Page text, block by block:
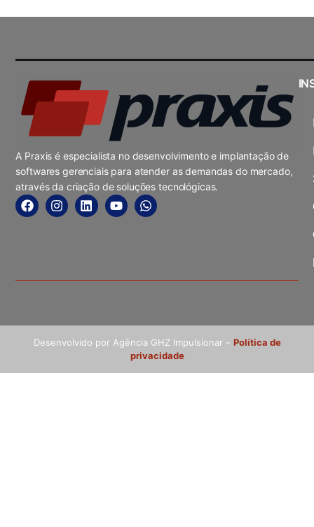
A Praxis é especialista no desenvolvimento e implantação de
softwares gerenciais para atender as demandas do mercado,
através da criação de soluções tecnológicas.
Desenvolvido por Agência GHZ Impulsionar – Política de
privacidade